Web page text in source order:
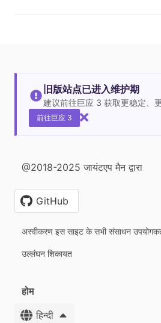
旧版站点已进入维护期
建议前往巨应 3 获取更稳定、
前往巨应 3
@2018-2025 जायंटएप मैन द्वारा
GitHub
अस्वीकरण इस साइट के सभी संसाधन
उल्लंघन शिकायत
होम
हिन्दी